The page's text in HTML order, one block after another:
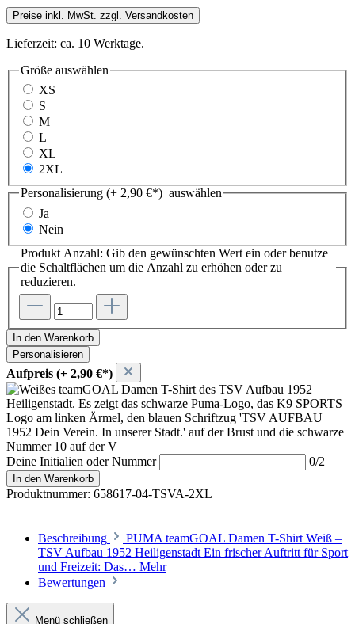
Preise inkl. MwSt. zzgl. Versandkosten
Lieferzeit: ca. 10 Werktage.
Größe auswählen
XS
S
M
L
XL
2XL
Personalisierung (+ 2,90 €*) auswählen
Ja
Nein
Produkt Anzahl: Gib den gewünschten Wert ein oder benutze
die Schaltflächen um die Anzahl zu erhöhen oder zu
reduzieren.
In den Warenkorb
Personalisieren
Aufpreis (+ 2,90 €*)
Deine Initialien oder Nummer 0/2
In den Warenkorb
Produktnummer: 658617-04-TSVA-2XL
Beschreibung
PUMA teamGOAL Damen T-Shirt Weiß –
TSV Aufbau 1952 Heiligenstadt Ein frischer Auftritt für Sport
und Freizeit: Das… Mehr
Bewertungen
Menü schließen